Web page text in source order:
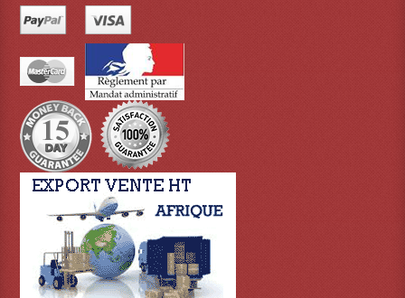
Angle DECO22Q Structure Contest
Angle DECOTRI Structure Contest
Angle DUO Structure Contest
Angles Structure ASD SX290
Angles Structure ASD SZ 290
Angles Structure Duo290
Angles Structure QUATRO290